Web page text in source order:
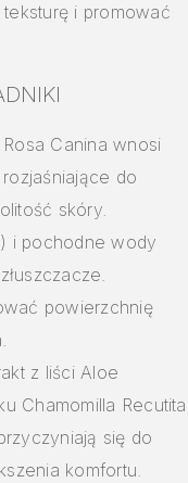
i promować
Canina wnosi
do
skóry.
i pochodne wody
powierzchnię
z liści Aloe
Chamomilla Recutita
się do
komfortu.